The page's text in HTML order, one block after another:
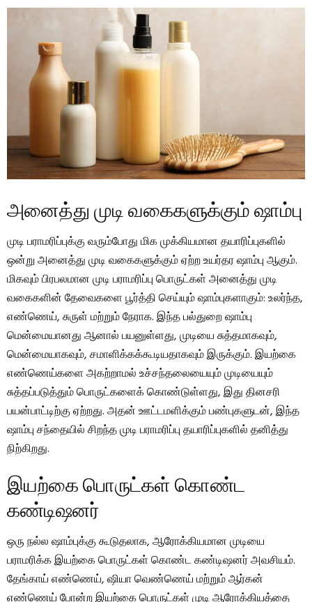
அனைத்து முடி வகைகளுக்கும் ஷாம்பு
முடி பராமரிப்புக்கு வரும்போது மிக முக்கியமான தயாரிப்புகளில்
ஒன்று அனைத்து முடி வகைகளுக்கும் ஏற்ற உயர்தர ஷாம்பு ஆகும்.
மிகவும் பிரபலமான முடி பராமரிப்பு பொருட்கள் அனைத்து முடி
வகைகளின் தேவைகளை பூர்த்தி செய்யும் ஷாம்புகளாகும்: உலர்ந்த,
எண்ணெய், சுருள் மற்றும் நேராக. இந்த பல்துறை ஷாம்பு
மென்மையானது ஆனால் பயனுள்ளது, முடியை சுத்தமாகவும்,
மென்மையாகவும், சமாளிக்கக்கூடியதாகவும் இருக்கும். இயற்கை
எண்ணெய்களை அகற்றாமல் உச்சந்தலையையும் முடியையும்
சுத்தப்படுத்தும் பொருட்களைக் கொண்டுள்ளது, இது தினசரி
பயன்பாட்டிற்கு ஏற்றது. அதன் ஊட்டமளிக்கும் பண்புகளுடன், இந்த
ஷாம்பு சந்தையில் சிறந்த முடி பராமரிப்பு தயாரிப்புகளில் தனித்து
நிற்கிறது.
இயற்கை பொருட்கள் கொண்ட
கண்டிஷனர்
ஒரு நல்ல ஷாம்புக்கு கூடுதலாக, ஆரோக்கியமான முடியை
பராமரிக்க இயற்கை பொருட்கள் கொண்ட கண்டிஷனர் அவசியம்.
தேங்காய் எண்ணெய், ஷியா வெண்ணெய் மற்றும் ஆர்கன்
எண்ணெய் போன்ற இயற்கை பொருட்கள் முடி ஆரோக்கியத்தை